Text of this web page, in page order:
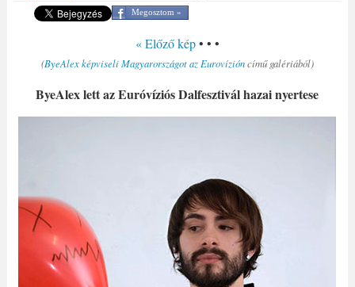
Megosztom »
« Előző kép• • •
(ByeAlex képviseli Magyarországot az Eurovízióncímű galériából)
ByeAlex lett az Euróvíziós Dalfesztivál hazai nyertese